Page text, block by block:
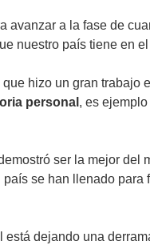
a la fase de
nuestro país tiene en
que hizo un gran trabajo
personal , es
ser la mejor del
país se han llenado para
está dejando una